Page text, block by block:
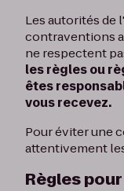
Les autorités de
contraventions
ne respectent
les règles ou
êtes
vous recevez.
Pour éviter une
attentivement
Règles